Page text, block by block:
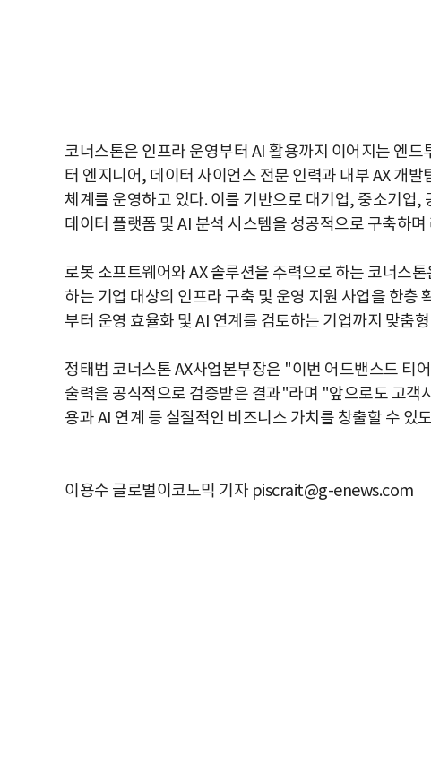
코너스톤은 인프라 운영부터 AI 활용까지 이어지는 엔
터 엔지니어, 데이터 사이언스 전문 인력과 내부 AX 개
체계를 운영하고 있다. 이를 기반으로 대기업, 중소기업
데이터 플랫폼 및 AI 분석 시스템을 성공적으로 구축하
로봇 소프트웨어와 AX 솔루션을 주력으로 하는 코너스
하는 기업 대상의 인프라 구축 및 운영 지원 사업을 한층
부터 운영 효율화 및 AI 연계를 검토하는 기업까지 맞춤
정태범 코너스톤 AX사업본부장은 "이번 어드밴스드 티
술력을 공식적으로 검증받은 결과"라며 "앞으로도 고객
용과 AI 연계 등 실질적인 비즈니스 가치를 창출할 수 있
이용수 글로벌이코노믹 기자 piscrait@g-enews.com